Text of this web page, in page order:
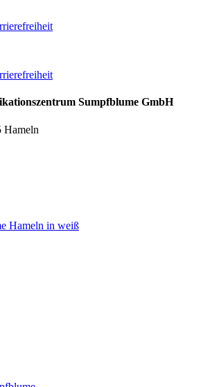
Sumpfblume GmbH
Hameln